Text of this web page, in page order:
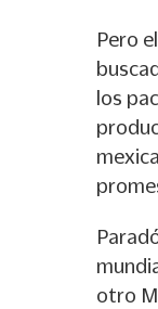
Pero
los
otro